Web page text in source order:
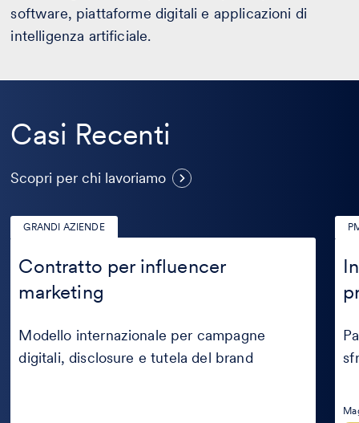
software, piattaforme digitali e applicazioni di
intelligenza artificiale.
Casi Recenti
Scopri per chi lavoriamo
GRANDI AZIENDE
Contratto per influencer
marketing
Contratto
per
influencer
marketing
Modello internazionale per campagne
digitali, disclosure e tutela del brand
nei